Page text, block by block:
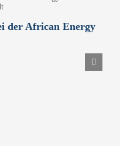
der African Energy